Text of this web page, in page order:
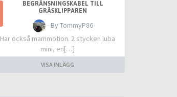
BEGRÄNSNINGSKABEL TILL
GRÄSKLIPPAREN
- By TommyP86
Har också mammotion. 2 stycken luba
mini, en[…]
VISA INLÄGG